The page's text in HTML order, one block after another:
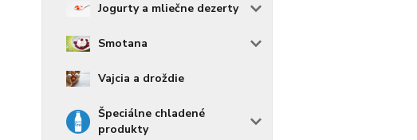
Jogurty a mliečne dezerty
Smotana
Vajcia a droždie
Špeciálne chladené
produkty